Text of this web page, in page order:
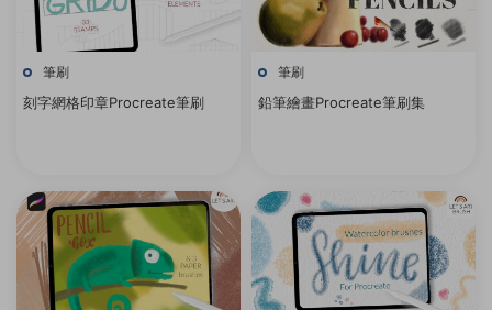
筆刷
刻字網格印章Procreate筆刷
筆刷
鉛筆繪畫Procreate筆刷集